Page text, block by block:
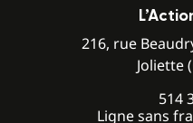
216, rue
Joliette
514
Ligne sans